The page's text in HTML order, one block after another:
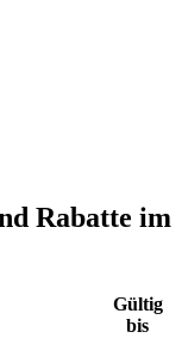
Rabatte im
Gültig
bis